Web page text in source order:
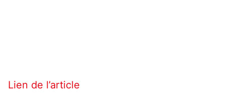
Lien de l’article